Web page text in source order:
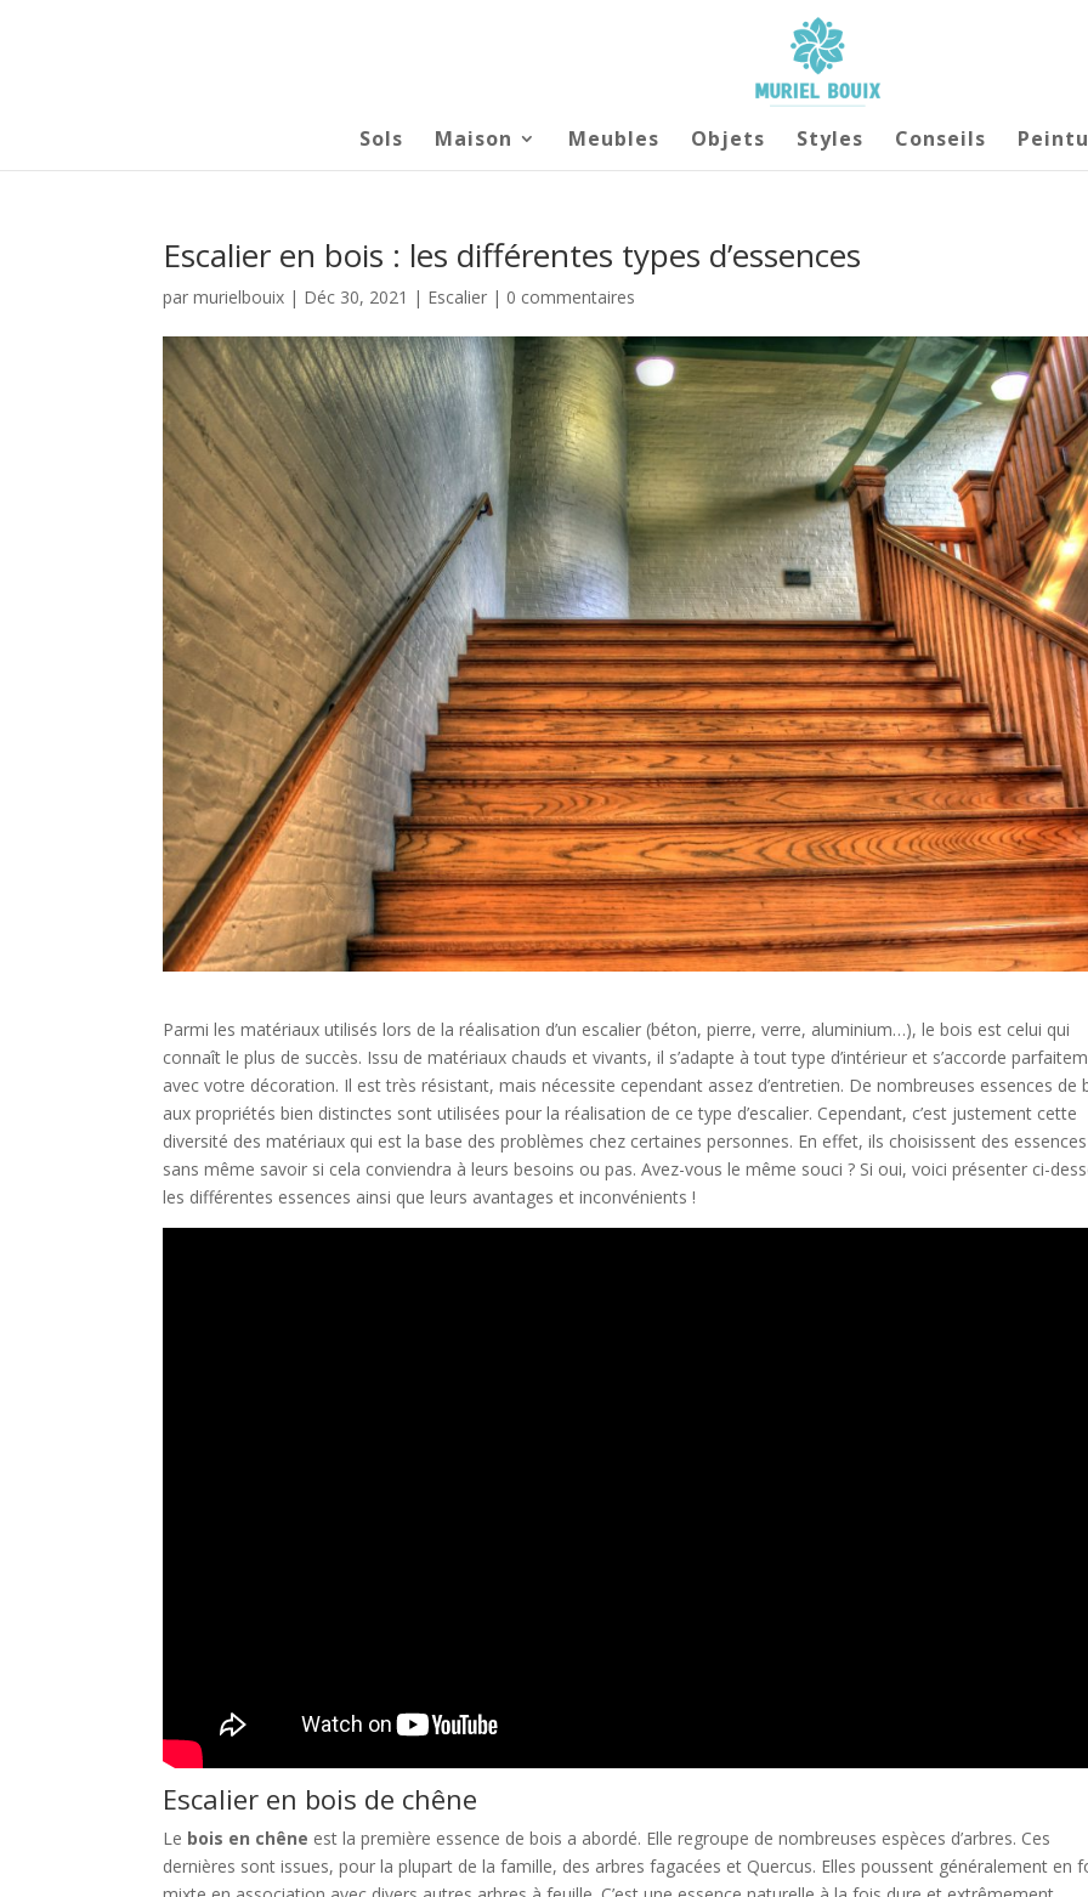
Sols Maison Meubles Objets Styles Conseils
Escalier en bois : les différentes types d’essences
parmurielbouix | Déc 30, 2021 | Escalier | 0 commentaires
Parmi les matériaux utilisés lors de la réalisation d’un escalier (béton, pierre, verre, aluminium…), le bois est celui qui
connaît le plus de succès. Issu de matériaux chauds et vivants, il s’adapte à tout type d’intérieur et s’accorde
avec votre décoration. Il est très résistant, mais nécessite cependant assez d’entretien. De nombreuses essences de
aux propriétés bien distinctes sont utilisées pour la réalisation de ce type d’escalier. Cependant, c’est justement cette
diversité des matériaux qui est la base des problèmes chez certaines personnes. En effet, ils choisissent des essences
sans même savoir si cela conviendra à leurs besoins ou pas. Avez-vous le même souci ? Si oui, voici présenter ci-
les différentes essences ainsi que leurs avantages et inconvénients !
Escalier en bois de chêne
Le bois en chêne est la première essence de bois a abordé. Elle regroupe de nombreuses espèces d’arbres. Ces
dernières sont issues, pour la plupart de la famille, des arbres fagacées et Quercus. Elles poussent généralement en